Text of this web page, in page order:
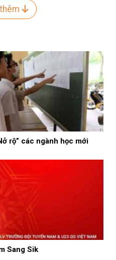
rộ” các ngành học mới
Sang Sik